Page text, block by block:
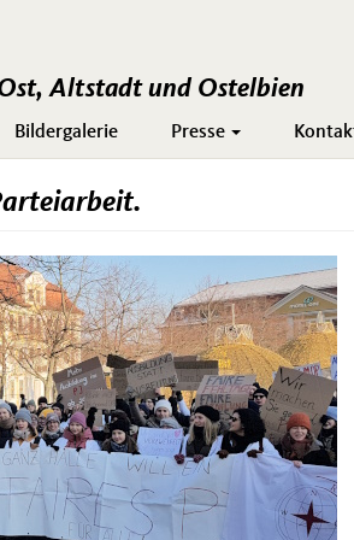
Altstadt und Ostelbien
Bildergalerie Presse